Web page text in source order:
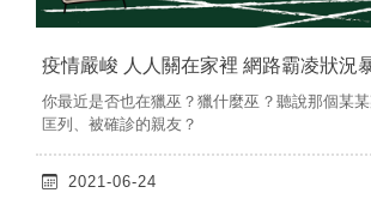
疫情嚴峻 人人關在家裡 網路霸凌狀況
你最近是否也在獵巫？獵什麼巫？聽說那個某
匡列、被確診的親友？
2021-06-24